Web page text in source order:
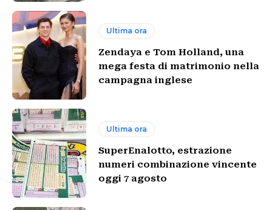
Ultima ora
Zendaya e Tom Holland, una
mega festa di matrimonio nella
campagna inglese
Ultima ora
SuperEnalotto, estrazione
numeri combinazione vincente
oggi 7 agosto